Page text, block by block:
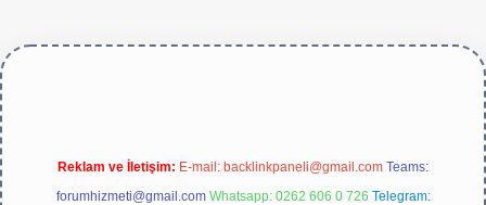
Reklam ve İletişim: E-mail: backlinkpaneli@gmail.com Teams:
forumhizmeti@gmail.com Whatsapp: 0262 606 0 726 Telegram: